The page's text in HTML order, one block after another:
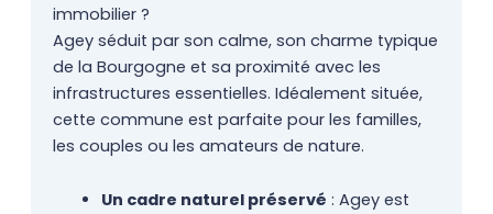
immobilier ?
Agey séduit par son calme, son charme typique
de la Bourgogne et sa proximité avec les
infrastructures essentielles. Idéalement située,
cette commune est parfaite pour les familles,
les couples ou les amateurs de nature.
Un cadre naturel préservé : Agey est